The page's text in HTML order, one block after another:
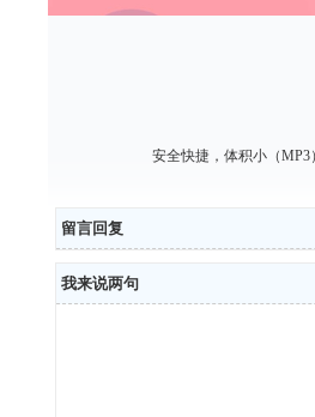
安全快捷，体积小（MP3）大小
留言回复
我来说两句